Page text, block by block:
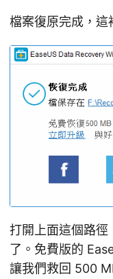
檔案復原完成，這
打開上面這個路徑
了。免費版的
讓我們救回 500